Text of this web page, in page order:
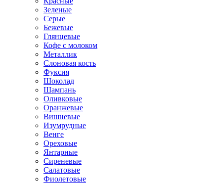
Зеленые
Серые
Бежевые
Глянцевые
Кофе с молоком
Металлик
Слоновая кость
Фуксия
Шоколад
Шампань
Оливковые
Оранжевые
Вишневые
Изумрудные
Венге
Ореховые
Янтарные
Сиреневые
Салатовые
Фиолетовые